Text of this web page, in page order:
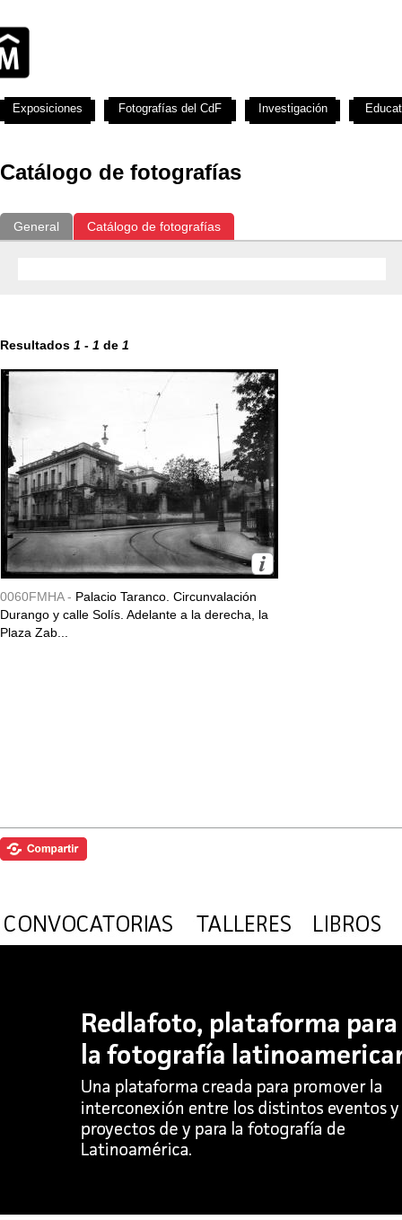
Catálogo de fotografías
General Catálogo de fotografías
Resultados 1 - 1 de 1
0060FMHA - Palacio Taranco. Circunvalación
Durango y calle Solís. Adelante a la derecha, la
Plaza Zab...
Exposiciones Fotografías del CdF Investigación